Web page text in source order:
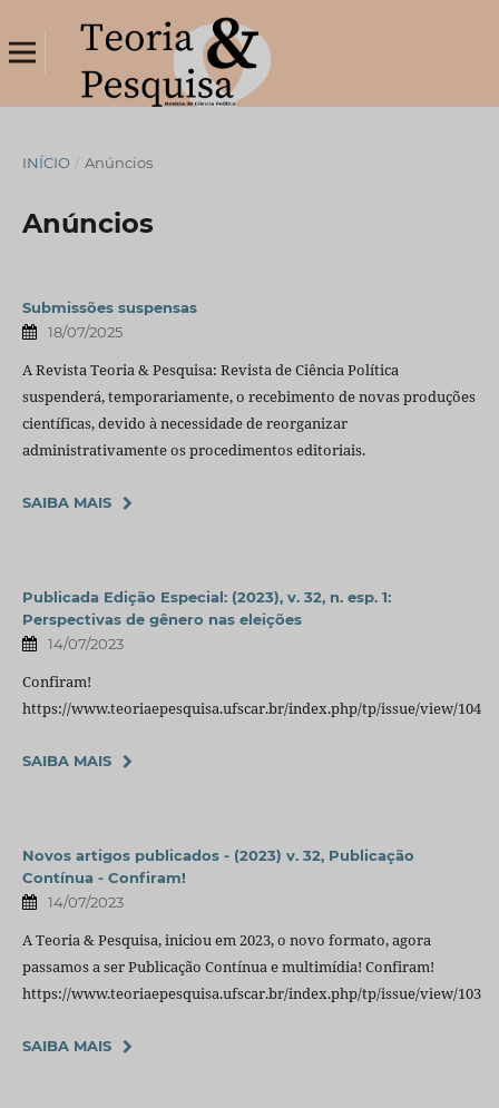
INÍCIO / Anúncios
Anúncios
Submissões suspensas
18/07/2025
A Revista Teoria & Pesquisa: Revista de Ciência Política
suspenderá, temporariamente, o recebimento de novas produções
científicas, devido à necessidade de reorganizar
administrativamente os procedimentos editoriais.
SAIBA MAIS
Publicada Edição Especial: (2023), v. 32, n. esp. 1:
Perspectivas de gênero nas eleições
14/07/2023
Confiram!
https://www.teoriaepesquisa.ufscar.br/index.php/tp/issue/view/104
SAIBA MAIS
Novos artigos publicados - (2023) v. 32, Publicação
Contínua - Confiram!
14/07/2023
A Teoria & Pesquisa, iniciou em 2023, o novo formato, agora
passamos a ser Publicação Contínua e multimídia! Confiram!
https://www.teoriaepesquisa.ufscar.br/index.php/tp/issue/view/103
SAIBA MAIS